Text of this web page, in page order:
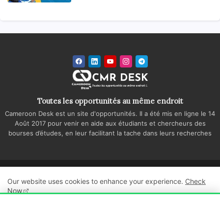
Toutes les opportunités au même endroit
Cameroon Desk est un site d'opportunités. Il a été mis en ligne le 14
Août 2017 pour venir en aide aux étudiants et chercheurs des
bourses d’études, en leur facilitant la tache dans leurs recherches
Politique de confidentialité
Regie publicitaire
Our website uses cookies to enhance your experience. Check
Now